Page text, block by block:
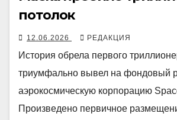
потолок
12.06.2026 РЕДАКЦИЯ
История обрела первого
триумфально вывел на фондовый
аэрокосмическую корпорацию
Произведено первичное